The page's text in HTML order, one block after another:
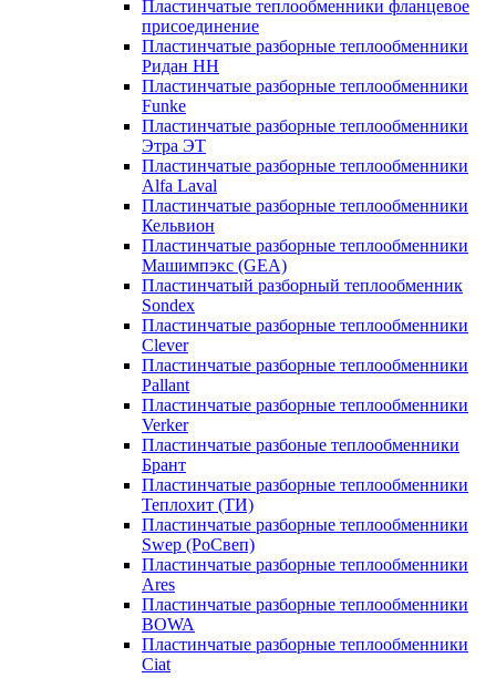
Пластинчатые теплообменники фланцевое
присоединение
Пластинчатые разборные теплообменники
Ридан НН
Пластинчатые разборные теплообменники
Funke
Пластинчатые разборные теплообменники
Этра ЭТ
Пластинчатые разборные теплообменники
Alfa Laval
Пластинчатые разборные теплообменники
Кельвион
Пластинчатые разборные теплообменники
Машимпэкс (GEA)
Пластинчатый разборный теплообменник
Sondex
Пластинчатые разборные теплообменники
Clever
Пластинчатые разборные теплообменники
Pallant
Пластинчатые разборные теплообменники
Verker
Пластинчатые разбоные теплообменники
Брант
Пластинчатые разборные теплообменники
Теплохит (ТИ)
Пластинчатые разборные теплообменники
Swep (РоСвеп)
Пластинчатые разборные теплообменники
Ares
Пластинчатые разборные теплообменники
BOWA
Пластинчатые разборные теплообменники
Ciat